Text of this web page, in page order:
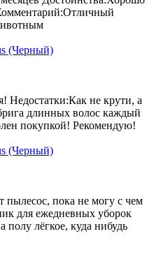
(Черный)
Недостатки:Как не крути, а
длинных волос каждый
покупкой! Рекомендую!
(Черный)
пока не могу с чем
для ежедневных уборок
полу лёгкое, куда нибудь